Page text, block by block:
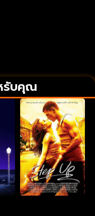
รับคุณ